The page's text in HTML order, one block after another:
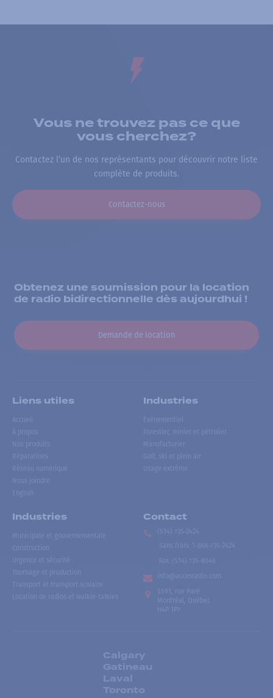
Vous ne trouvez pas ce que
vous cherchez?
Contactez l’un de nos représentants pour découvrir notre liste
complète de produits.
Contactez-nous
Obtenez une soumission pour la location
de radio bidirectionnelle dès aujourdhui !
Demande de location
Liens utiles
Accueil
À propos
Nos produits
Réparations
Réseau numérique
Nous joindre
English
Industries
Événementiel
Forestier, minier et pétrolier
Manufacturier
Golf, ski et plein air
Usage extrême
Industries
Municipale et gouvernementale
Construction
Urgence et sécurité
Tournage et production
Transport et transport scolaire
Location de radios et walkie-talkies
Contact
(514) 735-2424
Sans frais
1-866-735-2424
Fax:
(514) 735-8046
info@accesradio.com
5591, rue Paré
Montréal, Québec
H4P 1P7
Calgary
Gatineau
Laval
Toronto